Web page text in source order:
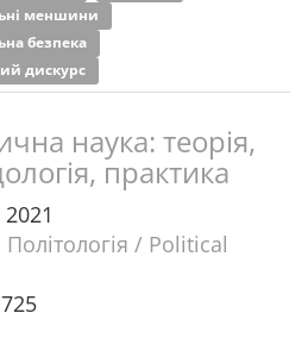
меншини
безпека
дискурс
наука: теорія,
практика
Політологія / Political